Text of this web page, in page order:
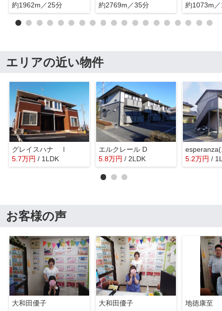
約1962m／25分
約2769m／35分
約1073m
エリアの近い物件
グレイスハナ Ⅰ
5.7万円 / 1LDK
エルクレール D
5.8万円 / 2LDK 5.2万円 /
お客様の声
大和田優子 大和田優子 地徳康至